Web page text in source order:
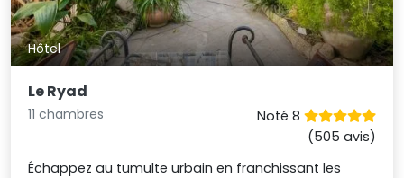
Hôtel
Le Ryad
11 chambres
Noté 8
(505 avis)
Échappez au tumulte urbain en franchissant les